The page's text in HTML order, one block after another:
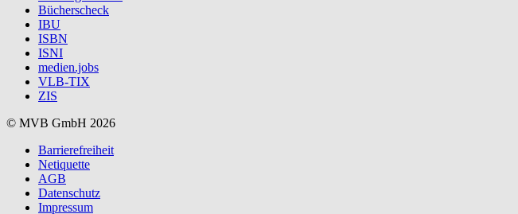
Bücherscheck
IBU
ISBN
ISNI
medien.jobs
VLB-TIX
ZIS
© MVB GmbH 2026
Barrierefreiheit
Netiquette
AGB
Datenschutz
Impressum